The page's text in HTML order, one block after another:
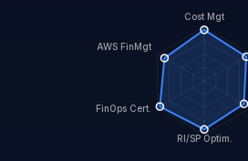
Cost Mgt
RI/SP Optim.
FinOps Cert.
AWS FinMgt